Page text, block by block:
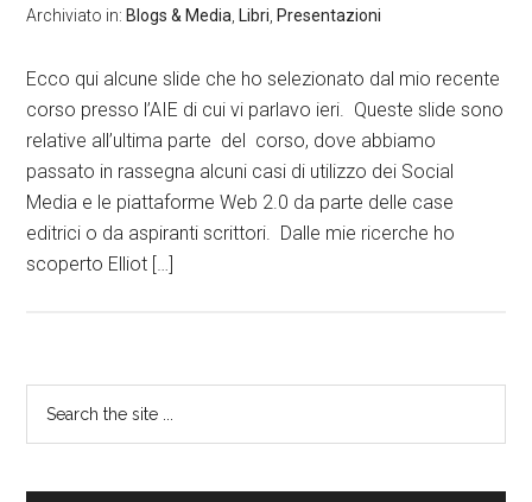
Archiviato in: Blogs & Media Libri Presentazioni
Ecco qui alcune slide che ho selezionato dal mio recente
corso presso l’AIE di cui vi parlavo ieri. Queste slide sono
relative all’ultima parte del corso, dove abbiamo
passato in rassegna alcuni casi di utilizzo dei Social
Media e le piattaforme Web 2.0 da parte delle case
editrici o da aspiranti scrittori. Dalle mie ricerche ho
scoperto Elliot […]